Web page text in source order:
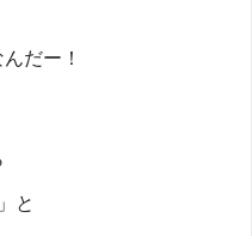
だー！
と